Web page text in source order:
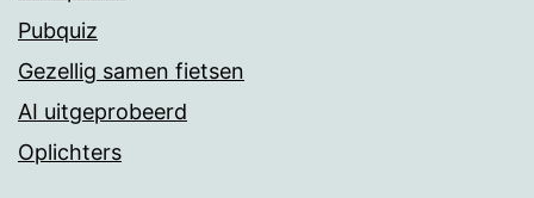
Pubquiz
Gezellig samen fietsen
AI uitgeprobeerd
Oplichters